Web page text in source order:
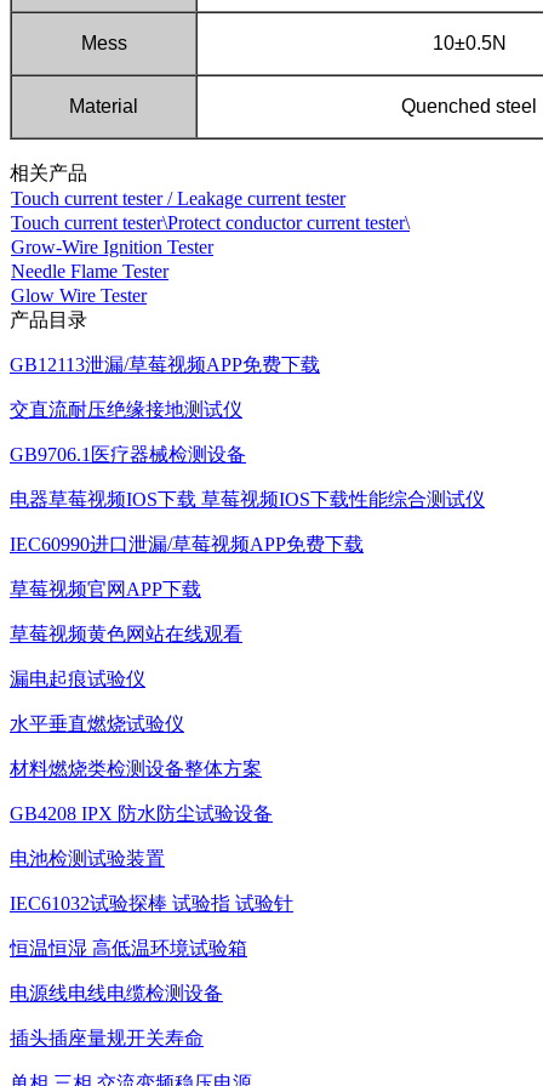
Mess 10±0.5N
Material Quenched steel
相关产品
Touch current tester / Leakage current tester
Touch current tester\Protect conductor current tester\
Grow-Wire Ignition Tester
Needle Flame Tester
Glow Wire Tester
产品目录
GB12113泄漏/草莓视频APP免费下载
交直流耐压绝缘接地测试仪
GB9706.1医疗器械检测设备
电器草莓视频IOS下载 草莓视频IOS下载性能综合测试仪
IEC60990进口泄漏/草莓视频APP免费下载
草莓视频官网APP下载
草莓视频黄色网站在线观看
漏电起痕试验仪
水平垂直燃烧试验仪
材料燃烧类检测设备整体方案
GB4208 IPX 防水防尘试验设备
电池检测试验装置
IEC61032试验探棒 试验指 试验针
恒温恒湿 高低温环境试验箱
电源线电线电缆检测设备
插头插座量规开关寿命